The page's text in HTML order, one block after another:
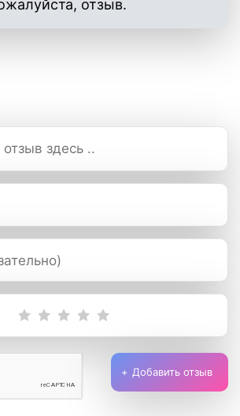
отзыв.
Добавить отзыв